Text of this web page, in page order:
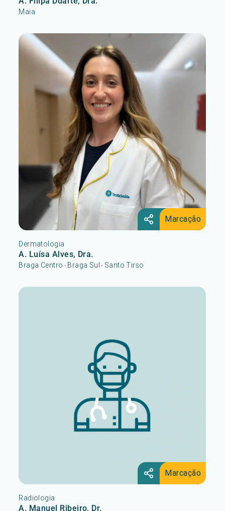
Maia
Marcação
Dermatologia
A. Luísa Alves, Dra.
Braga Centro • Braga Sul • Santo Tirso
Marcação
Radiologia
A. Manuel Ribeiro, Dr.